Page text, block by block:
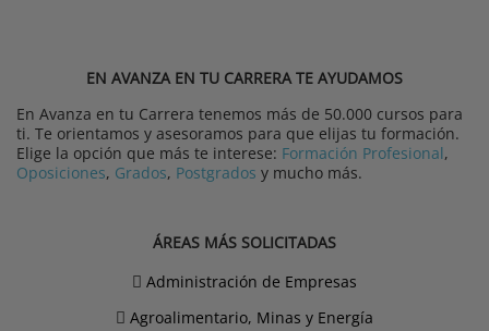
EN AVANZA EN TU CARRERA TE AYUDAMOS
En Avanza en tu Carrera tenemos más de 50.000 cursos para
ti. Te orientamos y asesoramos para que elijas tu formación.
Elige la opción que más te interese: Formación Profesional,
Oposiciones, Grados, Postgrados y mucho más.
ÁREAS MÁS SOLICITADAS
Administración de Empresas
Agroalimentario, Minas y Energía